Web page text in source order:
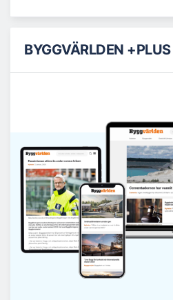
BYGGVÄRLDEN +PLUS